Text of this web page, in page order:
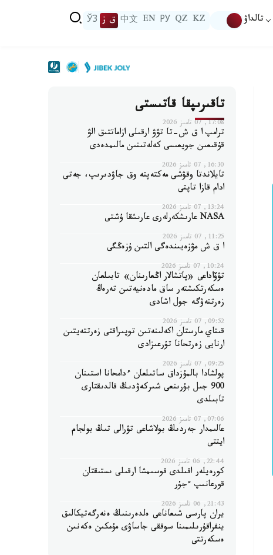
تالداۋ KZ
QZ
РУ
EN
中文 ق ز ЎЗ
تاقىرىپقا قاتىستى
17:08, 07 تامىز 2026
ترامپ ا ق ش-تا تۋۋ ارقىلى ازاماتتىق الۋ
قۇقىعىن جويعىسى كەلەتىنىن مالىمدەدى
16:30, 07 تامىز 2026
تايلاندتا وقۋشى مەكتەپتە وق جاۋدىرىپ، جەتى
ادام قازا تاپتى
13:24, 07 تامىز 2026
NASA عارىشكەرلەرى عارىشقا ۇشتى
11:25, 07 تامىز 2026
ا ق ش مۋزەيىندەگى التىن ۇزەڭگى
10:24, 07 تامىز 2026
تۋۆاداعى «پاتشالار اڭعارىنان» تابىلعان
ەسكەرتكىشتەر ساق مادەنيەتىن تەرەڭ
زەرتتەۋگە جول اشادى
09:52, 07 تامىز 2026
قىتاي مارستان اكەلىنەتىن توپىراقتى زەرتتەيتىن
ارنايى زەرتحانا تۇرعىزادى
09:25, 07 تامىز 2026
پولشادا بالمۇزداق ساتىلعان ءدامحانا استىنان
900 جىل بۇرىنعى شىركەۋدىڭ قالدىقتارى
تابىلدى
07:06, 07 تامىز 2026
عالىمدار جەردىڭ بولاشاعى تۋرالى تىڭ بولجام
ايتتى
22:44, 06 تامىز 2026
كورەيلەر اقىلدى قوسىمشا ارقىلى ىستىقتان
قورعانىپ ءجۇر
21:43, 06 تامىز 2026
يران پارسى شىعاناعى ەلدەرىنىڭ ەنەرگەتيكالىق
ينفراقۇرىلىمىنا سوققى جاساۋى مۇمكىن ەكەنىن
ەسكەرتتى